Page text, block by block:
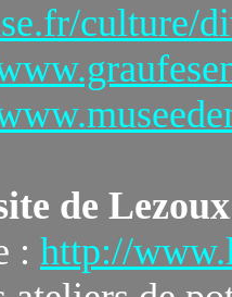
culture/
de Lezoux
: http://